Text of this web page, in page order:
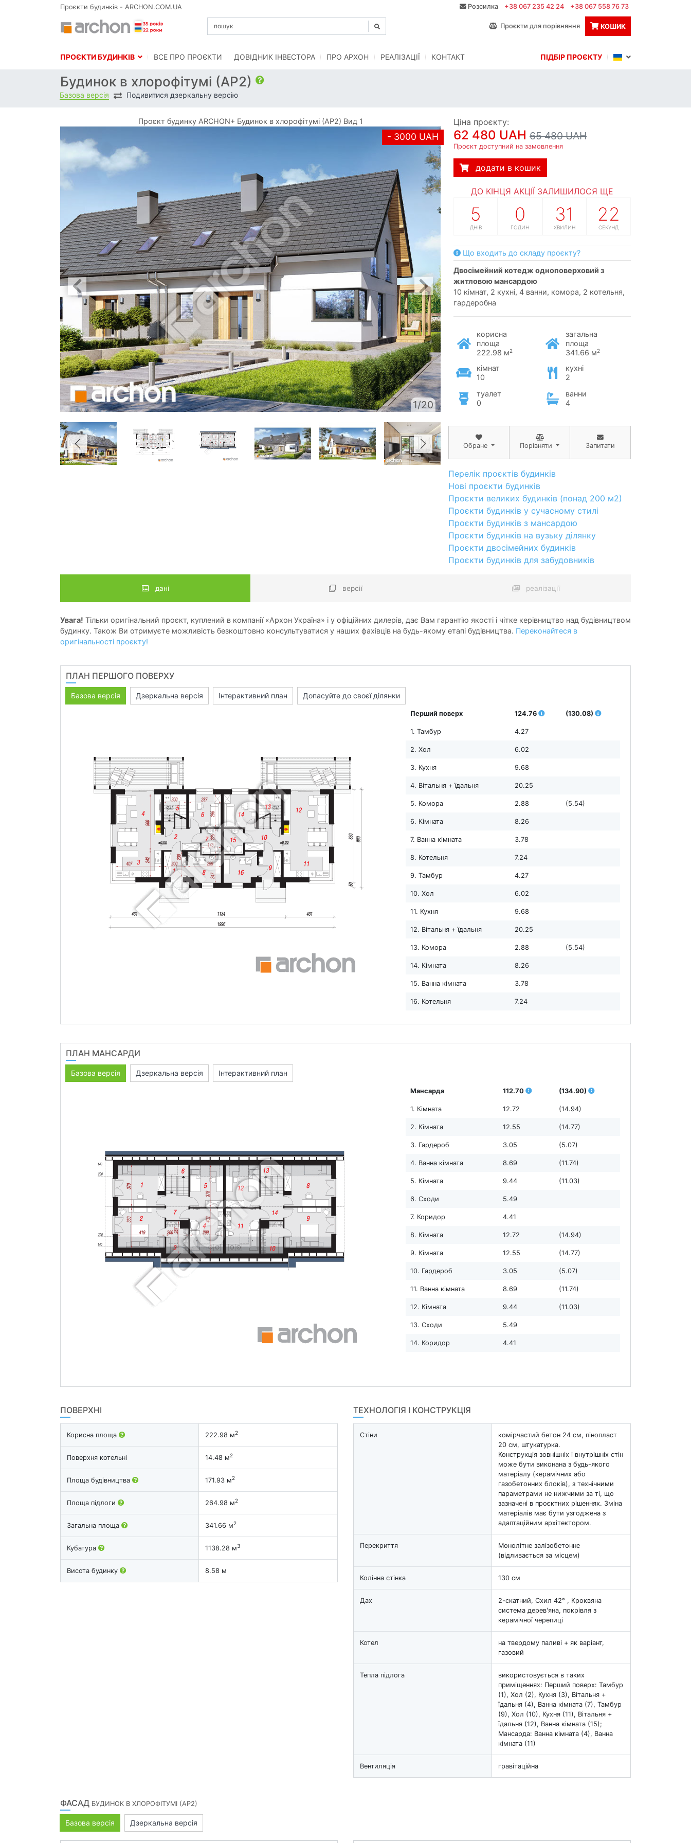
Проєкти будинків - ARCHON.COM.UA Розсилка +38 067 235 42 24 +38 067 558 76 73
Проєкти для порівняння КОШИК
ПРОЄКТИ БУДИНКІВ BСЕ ПРО ПРОЄКТИ ДОВІДНИК ІНВЕСТОРА ПРО АРХОН РЕАЛІЗАЦІЇ КОНТАКТ ПІДБІР ПРОЄКТУ
Будинок в хлорофітумі (АР2)
Базова версія Подивитися дзеркальну версію
Проєкт будинку ARCHON+ Будинок в хлорофітумі (АР2) Вид 1
- 3000 UAH
1/20
Ціна проєкту:
62 480 UAH 65 480 UAH
Проєкт доступний на замовлення
додати в кошик
ДО КІНЦЯ АКЦІЇ ЗАЛИШИЛОСЯ ЩЕ
5
ДНІВ
0
ГОДИН
31
ХВИЛИН
21
СЕКУНД
Що входить до складу проєкту?
двосімейний котедж одноповерховий з
житловою мансардою
10 кімнат, 2 кухні, 4 ванни, комора, 2 котельня,
гардеробна
корисна
площа
222.98 м2
загальна
площа
341.66 м2
кімнат
10
кухні
2
туалет
0
ванни
4
Обране Порівняти Запитати
Перелік проєктів будинків
Нові проєкти будинків
Проєкти великих будинків (понад 200 м2)
Проєкти будинків у сучасному стилі
Проєкти будинків з мансардою
Проєкти будинків на вузьку ділянку
Проєкти двосімейних будинків
Проєкти будинків для забудовників
дані версії реалізації
Увага! Тільки оригінальний проєкт, куплений в компанії «Архон Україна» і у офіційних дилерів, дає Вам гарантію якості і чітке керівництво над будівництвом
будинку. Також Ви отримуєте можливість безкоштовно консультуватися у наших фахівців на будь-якому етапі будівництва. Переконайтеся в
оригінальності проєкту!
ПЛАН ПЕРШОГО ПОВЕРХУ
Базова версія Дзеркальна версія Інтерактивний план Допасуйте до своєї ділянки
Перший поверх 124.76 (130.08)
1. Тамбур 4.27
2. Хол 6.02
3. Кухня 9.68
4. Вітальня + їдальня 20.25
5. Комора 2.88 (5.54)
6. Кімната 8.26
7. Ванна кімната 3.78
8. Котельня 7.24
9. Тамбур 4.27
10. Хол 6.02
11. Кухня 9.68
12. Вітальня + їдальня 20.25
13. Комора 2.88 (5.54)
14. Кімната 8.26
15. Ванна кімната 3.78
16. Котельня 7.24
ПЛАН МАНСАРДИ
Базова версія Дзеркальна версія Інтерактивний план
Мансарда 112.70 (134.90)
1. Кімната 12.72 (14.94)
2. Кімната 12.55 (14.77)
3. Гардероб 3.05 (5.07)
4. Ванна кімната 8.69 (11.74)
5. Кімната 9.44 (11.03)
6. Сходи 5.49
7. Коридор 4.41
8. Кімната 12.72 (14.94)
9. Кімната 12.55 (14.77)
10. Гардероб 3.05 (5.07)
11. Ванна кімната 8.69 (11.74)
12. Кімната 9.44 (11.03)
13. Сходи 5.49
14. Коридор 4.41
ПОВЕРХНІ
Корисна площа 222.98 м2
Поверхня котельні 14.48 м2
Площа будівництва 171.93 м2
Площа підлоги 264.98 м2
Загальна площа 341.66 м2
Кубатура 1138.28 м3
Висота будинку 8.58 м
ТЕХНОЛОГІЯ І КОНСТРУКЦІЯ
Стіни
комірчастий бетон 24 см, пінопласт
20 см, штукатурка.
Конструкція зовнішніх і внутрішніх стін
може бути виконана з будь-якого
матеріалу (керамічних або
газобетонних блоків), з технічними
параметрами не нижчими за ті, що
зазначені в проєктних рішеннях. Зміна
матеріалів має бути узгоджена з
адаптаційним архітектором.
Перекриття
Монолітне залізобетонне
(відливається за місцем)
Колінна стінка 130 см
Дах
2-скатний, Схил 42° , Кроквяна
система дерев'яна, покрівля з
керамічної черепиці
Котел
на твердому паливі + як варіант,
газовий
Тепла підлога
використовується в таких
приміщеннях: Перший поверх: Тамбур
(1), Хол (2), Кухня (3), Вітальня +
їдальня (4), Ванна кімната (7), Тамбур
(9), Хол (10), Кухня (11), Вітальня +
їдальня (12), Ванна кімната (15);
Мансарда: Ванна кімната (4), Ванна
кімната (11)
Вентиляція гравітаційна
ФАСАД БУДИНОК В ХЛОРОФІТУМІ (АР2)
Базова версія Дзеркальна версія